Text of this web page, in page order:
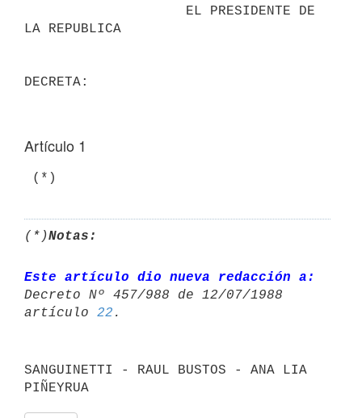
LA REPUBLICA
Artículo 1
(*)Notas:
Este artículo dio nueva redacción a:
Decreto Nº 457/988 de 12/07/1988
artículo 22
SANGUINETTI - RAUL BUSTOS - ANA LIA